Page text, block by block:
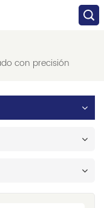
con precisión